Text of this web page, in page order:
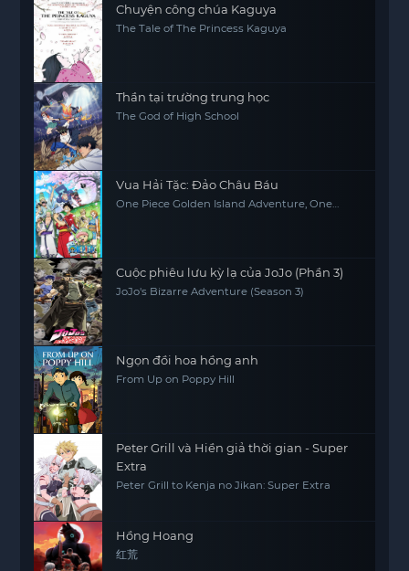
Chuyện công chúa Kaguya
The Tale of The Princess Kaguya
Thần tại trường trung học
The God of High School
Vua Hải Tặc: Đảo Châu Báu
One Piece Golden Island Adventure, One
Cuộc phiêu lưu kỳ lạ của JoJo (Phần 3)
JoJo's Bizarre Adventure (Season 3)
Ngọn đồi hoa hồng anh
From Up on Poppy Hill
Peter Grill và Hiền giả thời gian - Super
Extra
Peter Grill to Kenja no Jikan: Super Extra
Hồng Hoang
红荒